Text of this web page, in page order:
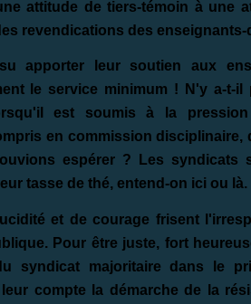
attitude de tiers-témoin à une
revendications des
apporter leur soutien aux
le service minimum ! N'y a-t-
est soumis à la
en commission
espérer ? Les syndicats
tasse de thé, entend-on ici ou là.
et de courage frisent
Pour être juste, fort
syndicat majoritaire dans le
compte la démarche de la